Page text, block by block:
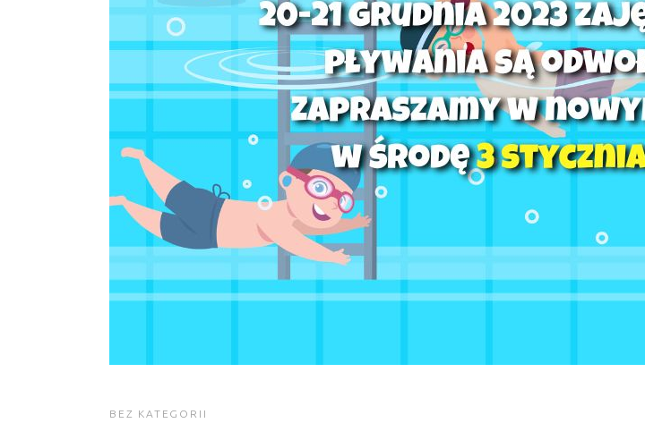
BEZ KATEGORII